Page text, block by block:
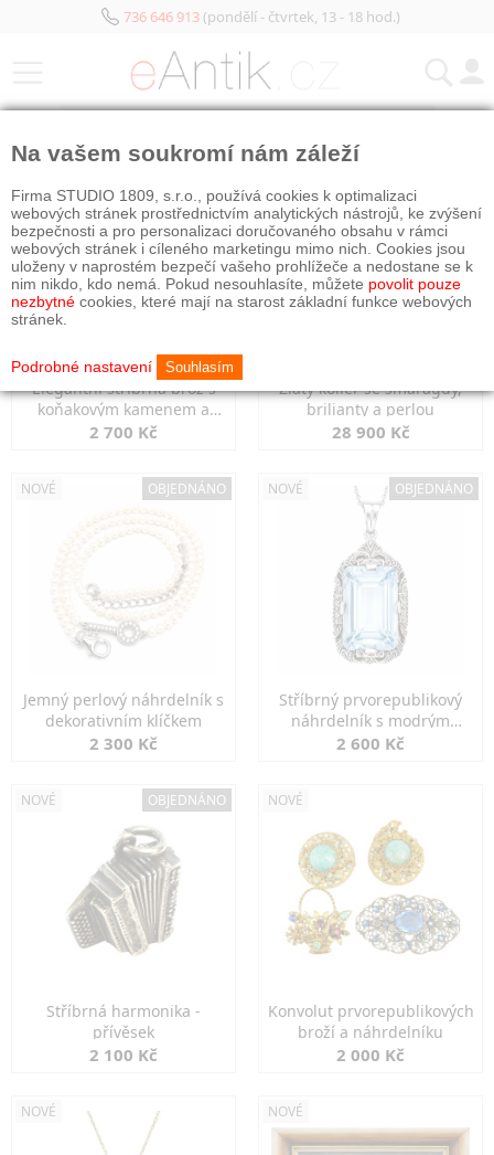
736 646 913(pondělí - čtvrtek, 13 - 18 hod.)
Elegantní stříbrná brož s
koňakovým kamenem a
markazity
2 700 Kč
Zlatý kolier se smaragdy,
brilianty a perlou
28 900 Kč
NOVÉ OBJEDNÁNO
Jemný perlový náhrdelník s
dekorativním klíčkem
2 300 Kč
NOVÉ OBJEDNÁNO
Stříbrný prvorepublikový
náhrdelník s modrým
spinelem
2 600 Kč
NOVÉ OBJEDNÁNO
Stříbrná harmonika -
přívěsek
2 100 Kč
NOVÉ
Konvolut prvorepublikových
broží a náhrdelníku
2 000 Kč
NOVÉ NOVÉ
Na vašem soukromí nám záleží
Firma STUDIO 1809, s.r.o., používá cookies k optimalizaci
webových stránek prostřednictvím analytických nástrojů, ke zvýšení
bezpečnosti a pro personalizaci doručovaného obsahu v rámci
webových stránek i cíleného marketingu mimo nich. Cookies jsou
uloženy v naprostém bezpečí vašeho prohlížeče a nedostane se k
nim nikdo, kdo nemá. Pokud nesouhlasíte, můžete povolit pouze
nezbytné cookies, které mají na starost základní funkce webových
stránek.
Podrobné nastavení Souhlasím